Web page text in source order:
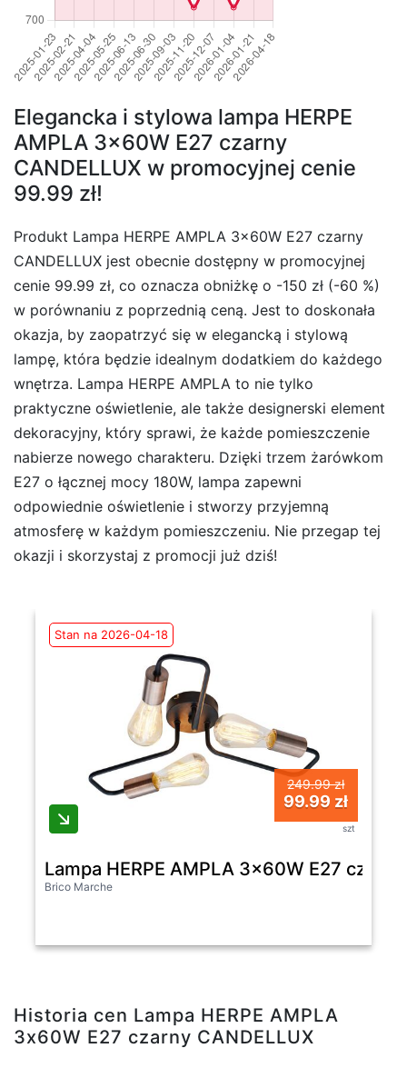
Elegancka i stylowa lampa HERPE
AMPLA 3x60W E27 czarny
CANDELLUX w promocyjnej cenie
99.99 zł!
Produkt Lampa HERPE AMPLA 3x60W E27 czarny
CANDELLUX jest obecnie dostępny w promocyjnej
cenie 99.99 zł, co oznacza obniżkę o -150 zł (-60 %)
w porównaniu z poprzednią ceną. Jest to doskonała
okazja, by zaopatrzyć się w elegancką i stylową
lampę, która będzie idealnym dodatkiem do każdego
wnętrza. Lampa HERPE AMPLA to nie tylko
praktyczne oświetlenie, ale także designerski element
dekoracyjny, który sprawi, że każde pomieszczenie
nabierze nowego charakteru. Dzięki trzem żarówkom
E27 o łącznej mocy 180W, lampa zapewni
odpowiednie oświetlenie i stworzy przyjemną
atmosferę w każdym pomieszczeniu. Nie przegap tej
okazji i skorzystaj z promocji już dziś!
Stan na 2026-04-18
249.99 zł
99.99 zł
szt
Lampa HERPE AMPLA 3x60W E27
Brico Marche
Historia cen Lampa HERPE AMPLA
3x60W E27 czarny CANDELLUX